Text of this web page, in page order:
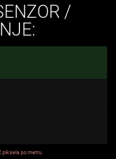
/
piksela po metru